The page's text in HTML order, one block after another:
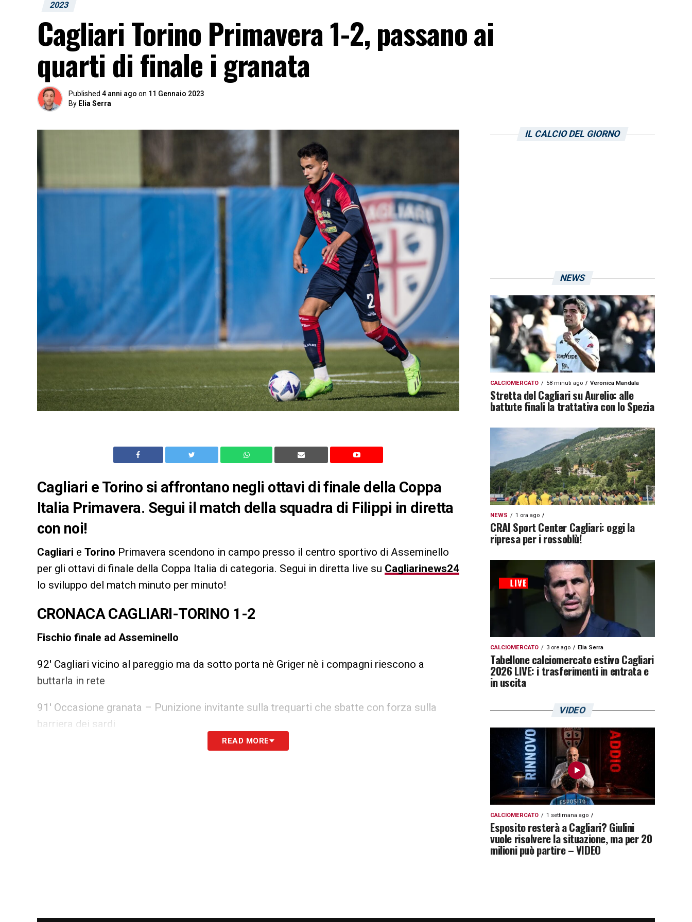
2023
Cagliari Torino Primavera 1-2, passano ai
quarti di finale i granata
Published 4 anni ago on 11 Gennaio 2023
By Elia Serra
Cagliari e Torino si affrontano negli ottavi di finale della Coppa
Italia Primavera. Segui il match della squadra di Filippi in diretta
con noi!
Cagliari e Torino Primavera scendono in campo presso il centro sportivo di Asseminello
per gli ottavi di finale della Coppa Italia di categoria. Segui in diretta live su Cagliarinews24
lo sviluppo del match minuto per minuto!
CRONACA CAGLIARI-TORINO 1-2
Fischio finale ad Asseminello
92′ Cagliari vicino al pareggio ma da sotto porta nè Griger nè i compagni riescono a
buttarla in rete
91′ Occasione granata – Punizione invitante sulla trequarti che sbatte con forza sulla
barriera dei sardi
6 minuti di recupero concessi dall’arbitro
READ MORE
IL CALCIO DEL GIORNO
NEWS
CALCIOMERCATO 58 minuti ago Veronica Mandala
Stretta del Cagliari su Aurelio: alle
battute finali la trattativa con lo Spezia
NEWS 1 ora ago
CRAI Sport Center Cagliari: oggi la
ripresa per i rossoblù!
CALCIOMERCATO 3 ore ago Elia Serra
Tabellone calciomercato estivo Cagliari
2026 LIVE: i trasferimenti in entrata e
in uscita
VIDEO
CALCIOMERCATO 1 settimana ago
Esposito resterà a Cagliari? Giulini
vuole risolvere la situazione, ma per 20
milioni può partire – VIDEO